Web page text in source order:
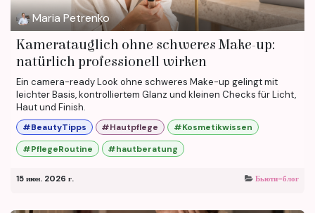
Maria Petrenko
Kameratauglich ohne schweres Make-up:
natürlich professionell wirken
Ein camera-ready Look ohne schweres Make-up gelingt mit
leichter Basis, kontrolliertem Glanz und kleinen Checks für Licht,
Haut und Finish.
#BeautyTipps #Hautpflege
#Kosmetikwissen
#PflegeRoutine
#hautberatung
15 июн. 2026 г. Бьюти-блог